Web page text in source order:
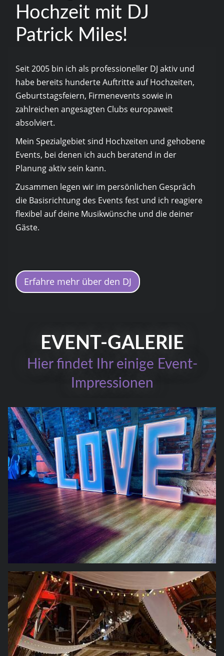
Hochzeit mit DJ
Patrick Miles!
Seit 2005 bin ich als professioneller DJ aktiv und
habe bereits hunderte Auftritte auf Hochzeiten,
Geburtstagsfeiern, Firmenevents sowie in
zahlreichen angesagten Clubs europaweit
absolviert.
Mein Spezialgebiet sind Hochzeiten und gehobene
Events, bei denen ich auch beratend in der
Planung aktiv sein kann.
Zusammen legen wir im persönlichen Gespräch
die Basisrichtung des Events fest und ich reagiere
flexibel auf deine Musikwünsche und die deiner
Gäste.
Erfahre mehr über den DJ
EVENT-GALERIE
Hier findet Ihr einige Event-
Impressionen